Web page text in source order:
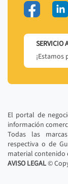
SERVICIO
¡Estamos
El portal de
información
Todas las
respectiva o de
material contenido
AVISO LEGAL©